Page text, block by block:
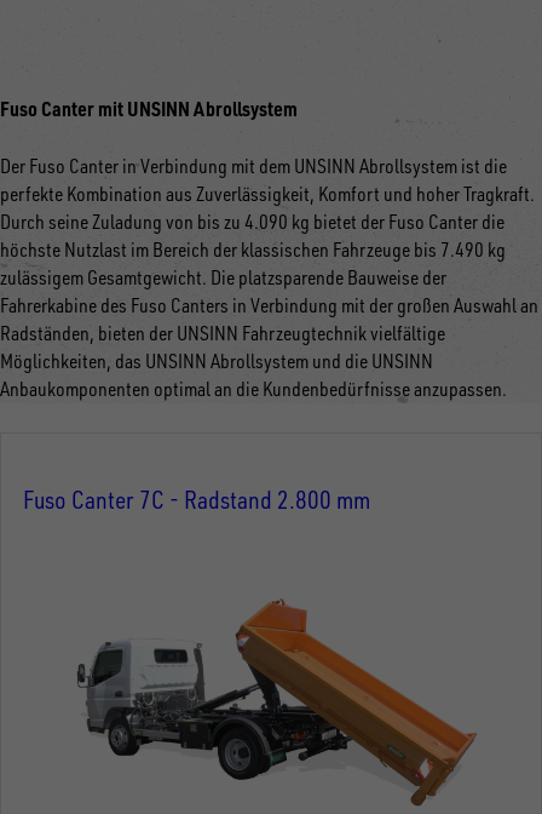
Fuso Canter mit UNSINN Abrollsystem
Der Fuso Canter in Verbindung mit dem UNSINN Abrollsystem ist die
perfekte Kombination aus Zuverlässigkeit, Komfort und hoher Tragkraft.
Durch seine Zuladung von bis zu 4.090 kg bietet der Fuso Canter die
höchste Nutzlast im Bereich der klassischen Fahrzeuge bis 7.490 kg
zulässigem Gesamtgewicht. Die platzsparende Bauweise der
Fahrerkabine des Fuso Canters in Verbindung mit der großen Auswahl an
Radständen, bieten der UNSINN Fahrzeugtechnik vielfältige
Möglichkeiten, das UNSINN Abrollsystem und die UNSINN
Anbaukomponenten optimal an die Kundenbedürfnisse anzupassen.
Fuso Canter 7C - Radstand 2.800 mm